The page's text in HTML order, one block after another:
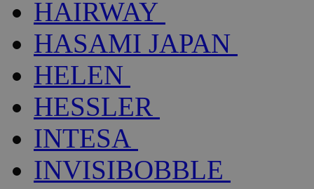
HAIRWAY
HASAMI JAPAN
HELEN
HESSLER
INTESA
INVISIBOBBLE